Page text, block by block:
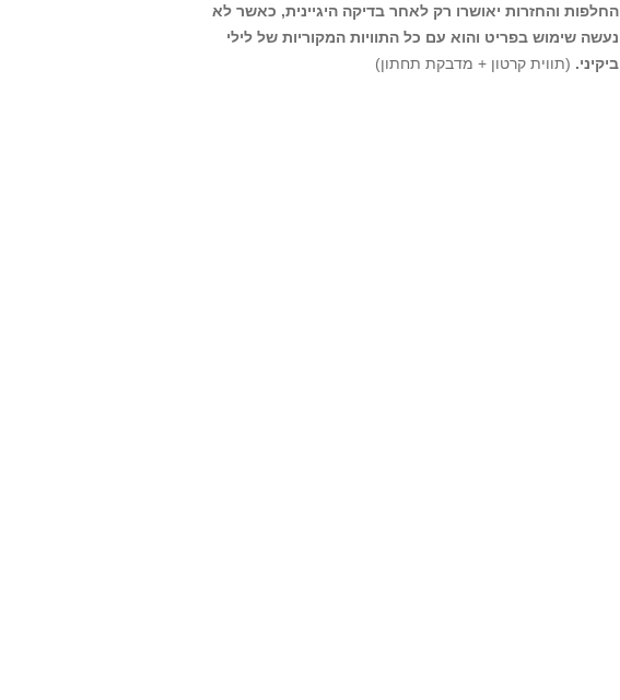
החלפות והחזרות יאושרו רק לאחר בדיקה היגיינית, כאשר לא
נעשה שימוש בפריט והוא עם כל התוויות המקוריות של לילי
ביקיני. (תווית קרטון + מדבקת תחתון)